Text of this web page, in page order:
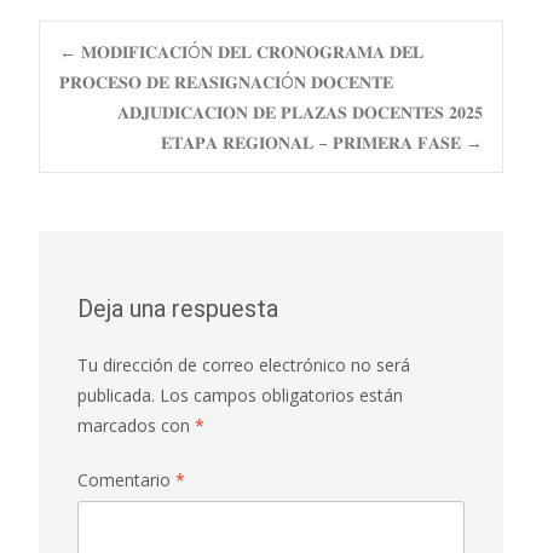
Navegación
← 𝐌𝐎𝐃𝐈𝐅𝐈𝐂𝐀𝐂𝐈Ó𝐍 𝐃𝐄𝐋 𝐂𝐑𝐎𝐍𝐎𝐆𝐑𝐀𝐌𝐀 𝐃𝐄𝐋
𝐏𝐑𝐎𝐂𝐄𝐒𝐎 𝐃𝐄 𝐑𝐄𝐀𝐒𝐈𝐆𝐍𝐀𝐂𝐈Ó𝐍 𝐃𝐎𝐂𝐄𝐍𝐓𝐄
𝐀𝐃𝐉𝐔𝐃𝐈𝐂𝐀𝐂𝐈𝐎𝐍 𝐃𝐄 𝐏𝐋𝐀𝐙𝐀𝐒 𝐃𝐎𝐂𝐄𝐍𝐓𝐄𝐒 𝟐𝟎𝟐𝟓
𝐄𝐓𝐀𝐏𝐀 𝐑𝐄𝐆𝐈𝐎𝐍𝐀𝐋 – 𝐏𝐑𝐈𝐌𝐄𝐑𝐀 𝐅𝐀𝐒𝐄 →
Deja una respuesta
Tu dirección de correo electrónico no será
publicada. Los campos obligatorios están
marcados con *
Comentario *